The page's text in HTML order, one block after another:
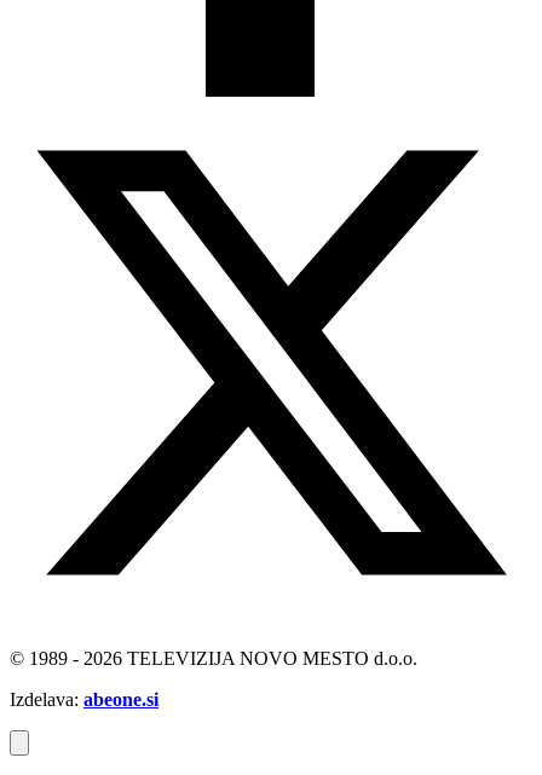
© 1989 - 2026 TELEVIZIJA NOVO MESTO d.o.o.
Izdelava: abeone.si